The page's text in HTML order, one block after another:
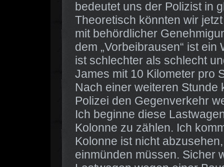
bedeutet uns der Polizist in
Theoretisch könnten wir
mit behördlicher
dem „Vorbeibrausen“ ist
ist schlechter als schlecht
James mit 10 Kilometer pro
Nach einer weiteren Stunde
Polizei den Gegenverkehr
Ich beginne diese
Kolonne zu zählen. Ich
Kolonne ist nicht
einmünden müssen. Sicher